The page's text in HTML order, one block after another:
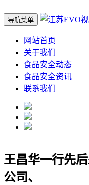
导航菜单
网站首页
关于我们
食品安全动态
食品安全资讯
联系我们
王昌华一行先
公司、